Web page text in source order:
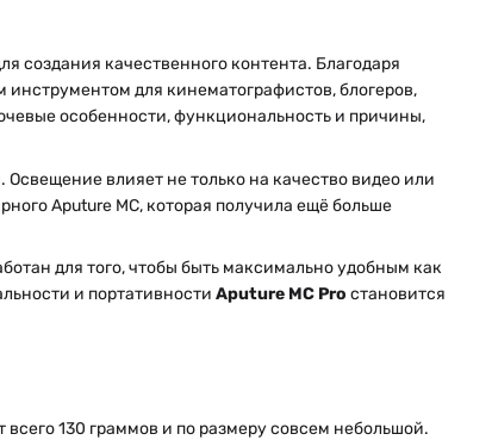
создания качественного контента. Благодаря
для кинематографистов, блогеров,
особенности, функциональность и причины,
влияет не только на качество видео или
Aputure MC, которая получила ещё больше
для того, чтобы быть максимально удобным как
и портативности Aputure MC Pro становится
130 граммов и по размеру совсем небольшой.